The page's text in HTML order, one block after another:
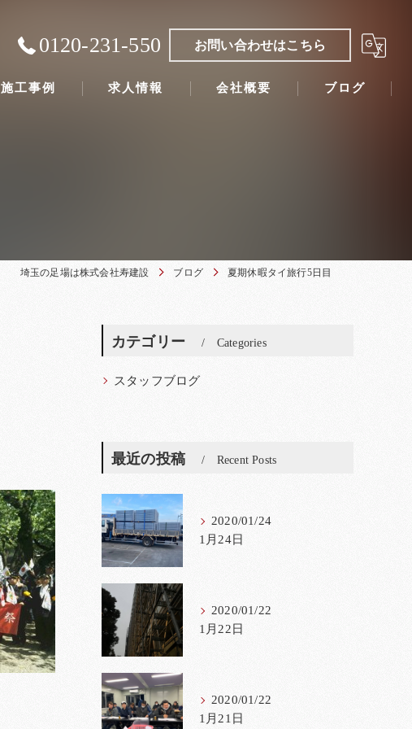
0120-231-550 お問い合わせはこちら
施工事例 求人情報 会社概要 ブログ
埼玉の足場は株式会社寿建設 ブログ 夏期休暇タイ旅行5日目
カテゴリー Categories
スタッフブログ
最近の投稿 Recent Posts
2020/01/24
1月24日
2020/01/22
1月22日
2020/01/22
1月21日